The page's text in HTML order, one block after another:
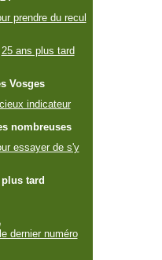
prendre du recul
25 ans plus tard
Vosges
indicateur
nombreuses
essayer de s'y
tard
le dernier numéro